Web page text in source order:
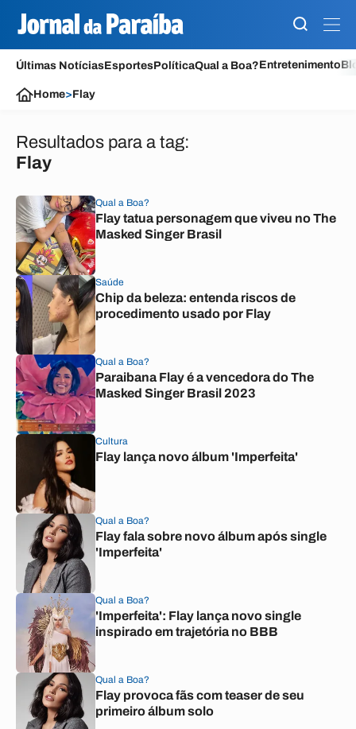
Últimas NotíciasEsportesPolíticaQual a Boa?Entretenimento
Home>Flay
Resultados para a tag:
Flay
Qual a Boa?
Flay tatua personagem que viveu no The
Masked Singer Brasil
Saúde
Chip da beleza: entenda riscos de
procedimento usado por Flay
Qual a Boa?
Paraibana Flay é a vencedora do The
Masked Singer Brasil 2023
Cultura
Flay lança novo álbum 'Imperfeita'
Qual a Boa?
Flay fala sobre novo álbum após single
'Imperfeita'
Qual a Boa?
'Imperfeita': Flay lança novo single
inspirado em trajetória no BBB
Qual a Boa?
Flay provoca fãs com teaser de seu
primeiro álbum solo